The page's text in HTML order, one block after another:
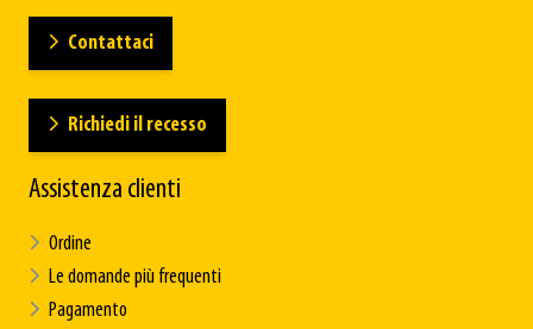
Contattaci
Richiedi il recesso
Assistenza clienti
Ordine
Le domande più frequenti
Pagamento